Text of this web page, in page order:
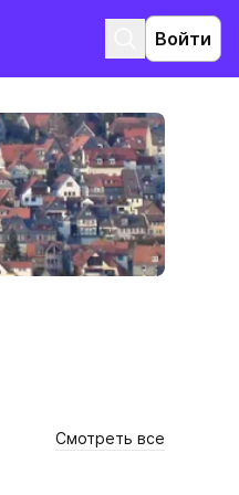
Войти
Смотреть все